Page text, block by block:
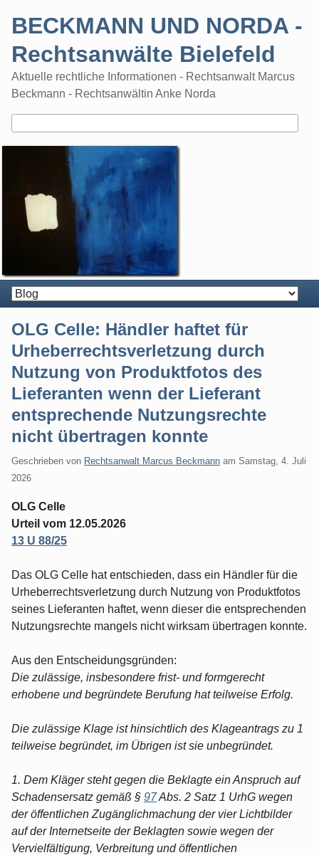
BECKMANN UND NORDA -
Rechtsanwälte Bielefeld
Aktuelle rechtliche Informationen - Rechtsanwalt Marcus
Beckmann - Rechtsanwältin Anke Norda
OLG Celle: Händler haftet für
Urheberrechtsverletzung durch
Nutzung von Produktfotos des
Lieferanten wenn der Lieferant
entsprechende Nutzungsrechte
nicht übertragen konnte
Geschrieben von Rechtsanwalt Marcus Beckmann am Samstag, 4. Juli
2026
OLG Celle
Urteil vom 12.05.2026
13 U 88/25
Das OLG Celle hat entschieden, dass ein Händler für die
Urheberrechtsverletzung durch Nutzung von Produktfotos
seines Lieferanten haftet, wenn dieser die entsprechenden
Nutzungsrechte mangels nicht wirksam übertragen konnte.
Aus den Entscheidungsgründen:
Die zulässige, insbesondere frist- und formgerecht
erhobene und begründete Berufung hat teilweise Erfolg.
Die zulässige Klage ist hinsichtlich des Klageantrags zu 1
teilweise begründet, im Übrigen ist sie unbegründet.
1. Dem Kläger steht gegen die Beklagte ein Anspruch auf
Schadensersatz gemäß § 97Abs. 2 Satz 1 UrhG wegen
der öffentlichen Zugänglichmachung der vier Lichtbilder
auf der Internetseite der Beklagten sowie wegen der
Vervielfältigung, Verbreitung und öffentlichen